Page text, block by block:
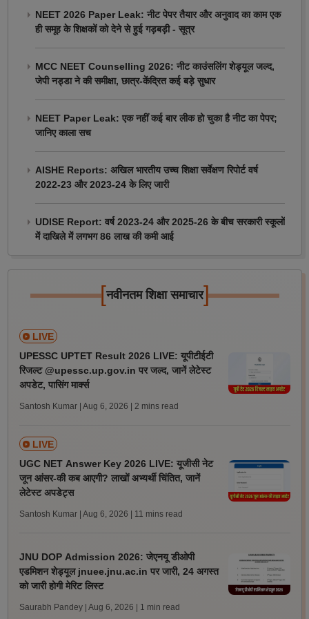
NEET 2026 Paper Leak: नीट पेपर तैयार और अनुवाद का काम एक
ही समूह के शिक्षकों को देने से हुई गड़बड़ी - सूत्र
MCC NEET Counselling 2026: नीट काउंसलिंग शेड्यूल जल्द,
जेपी नड्डा ने की समीक्षा, छात्र-केंद्रित कई बड़े सुधार
NEET Paper Leak: एक नहीं कई बार लीक हो चुका है नीट का पेपर;
जानिए काला सच
AISHE Reports: अखिल भारतीय उच्च शिक्षा सर्वेक्षण रिपोर्ट वर्ष
2022-23 और 2023-24 के लिए जारी
UDISE Report: वर्ष 2023-24 और 2025-26 के बीच सरकारी स्कूलों
में दाखिले में लगभग 86 लाख की कमी आई
[नवीनतम शिक्षा समाचार]
LIVE
UPESSC UPTET Result 2026 LIVE: यूपीटीईटी
रिजल्ट @upessc.up.gov.in पर जल्द, जानें लेटेस्ट
अपडेट, पासिंग मार्क्स
Santosh Kumar | Aug 6, 2026 | 2 mins read
LIVE
UGC NET Answer Key 2026 LIVE: यूजीसी नेट
जून आंसर-की कब आएगी? लाखों अभ्यर्थी चिंतित, जानें
लेटेस्ट अपडेट्स
Santosh Kumar | Aug 6, 2026 | 11 mins read
JNU DOP Admission 2026: जेएनयू डीओपी
एडमिशन शेड्यूल jnuee.jnu.ac.in पर जारी, 24 अगस्त
को जारी होगी मेरिट लिस्ट
Saurabh Pandey | Aug 6, 2026 | 1 min read